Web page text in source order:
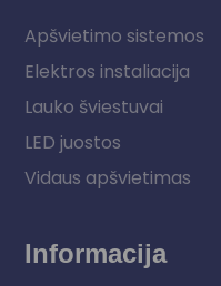
Apšvietimo sistemos
Elektros instaliacija
Lauko šviestuvai
LED juostos
Vidaus apšvietimas
Informacija